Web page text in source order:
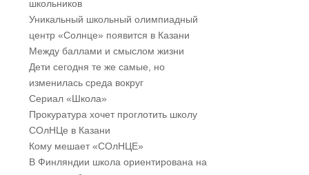
школьников
Уникальный школьный олимпиадный
центр «Солнце» появится в Казани
Между баллами и смыслом жизни
Дети сегодня те же самые, но
изменилась среда вокруг
Cериал «Школа»
Прокуратура хочет проглотить школу
СОлНЦе в Казани
Кому мешает «СОлНЦЕ»
В Финляндии школа ориентирована на